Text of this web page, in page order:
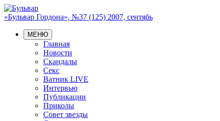
«Бульвар Гордона», №37 (125) 2007, сентябь
МЕНЮ
Главная
Новости
Скандалы
Секс
Ватник LIVE
Интервью
Публикации
Приколы
Совет звезды